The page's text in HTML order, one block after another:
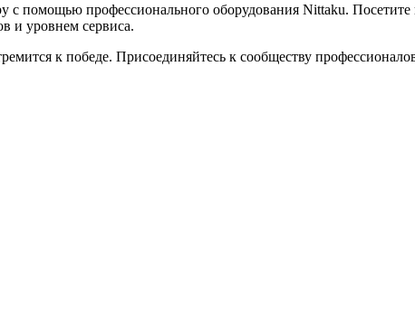
с помощью профессионального оборудования Nittaku.
и уровнем сервиса.
к победе. Присоединяйтесь к сообществу